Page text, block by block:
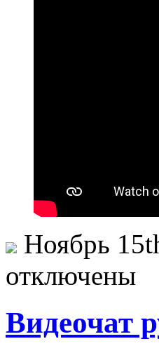
Ноябрь
отключены
Видеочат